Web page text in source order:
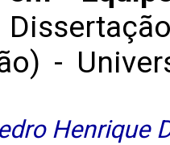
-
Henrique